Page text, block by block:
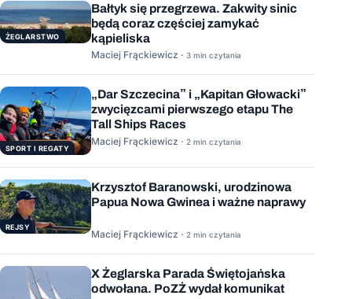
ŻEGLARSTWO
Bałtyk się przegrzewa. Zakwity sinic
będą coraz częściej zamykać
kąpieliska
Maciej Frąckiewicz · 3 min czytania
SPORT I REGATY
„Dar Szczecina” i „Kapitan Głowacki”
zwycięzcami pierwszego etapu The
Tall Ships Races
Maciej Frąckiewicz · 2 min czytania
REJSY
Krzysztof Baranowski, urodzinowa
Papua Nowa Gwinea i ważne naprawy
Maciej Frąckiewicz · 2 min czytania
X Żeglarska Parada Świętojańska
odwołana. PoZŻ wydał komunikat